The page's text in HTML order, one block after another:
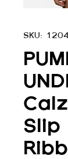
SKU:
Slip